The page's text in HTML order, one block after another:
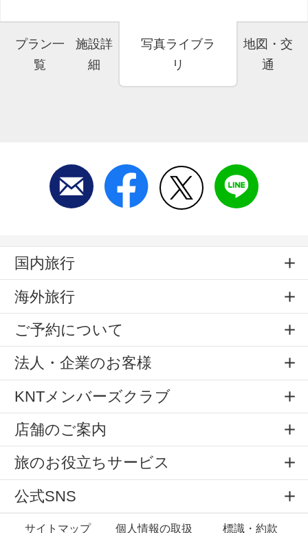
プラン一
覧
施設詳
細
写真ライブラ
リ
地図・交
通
国内旅行
海外旅行
ご予約について
法人・企業のお客様
KNTメンバーズクラブ
店舗のご案内
旅のお役立ちサービス
公式SNS
サイトマップ 個人情報の取扱 標識・約款